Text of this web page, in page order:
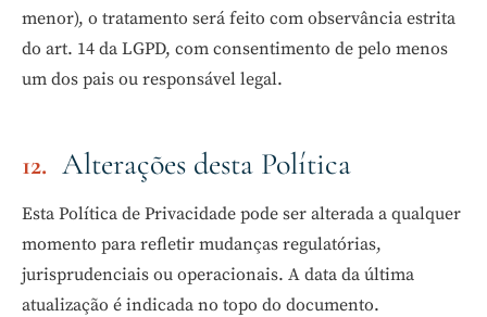
menor), o tratamento será feito com observância estrita
do art. 14 da LGPD, com consentimento de pelo menos
um dos pais ou responsável legal.
Alterações desta Política
Esta Política de Privacidade pode ser alterada a qualquer
momento para refletir mudanças regulatórias,
jurisprudenciais ou operacionais. A data da última
atualização é indicada no topo do documento.